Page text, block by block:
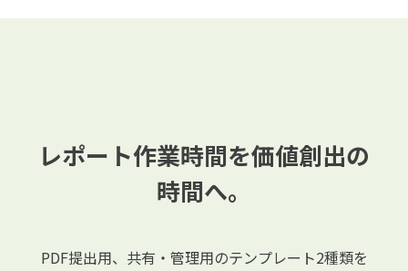
レポート作業時間を価値創出の
時間へ。
PDF提出用、共有・管理用のテンプレート2種類を